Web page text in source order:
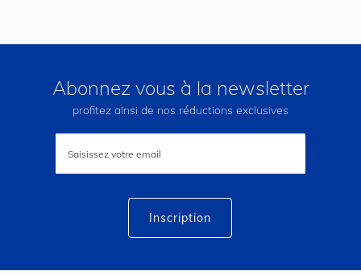
Abonnez vous à la newsletter
profitez ainsi de nos réductions exclusives
lettre
Inscription